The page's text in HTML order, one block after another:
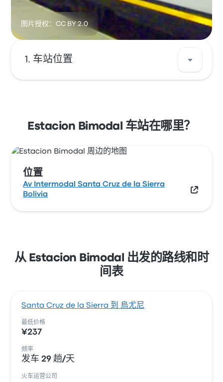
图片授权：CC BY 2.0
车站位置
Santa Cruz de la Sierra 车站的位置。
Estacion Bimodal 车站在哪里？
位置
Av Intermodal Santa Cruz de la Sierra
Bolivia
从 Estacion Bimodal 出发的路线和时
间表
Santa Cruz de la Sierra 到 烏尤尼
最低价格
¥237
频率
发车 29 趟/天
火车运营公司